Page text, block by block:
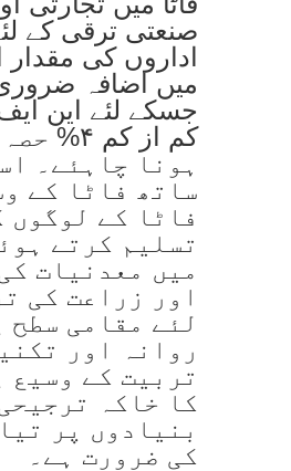
صنعتی ترقی کے
اداروں کی مقدار
میں اضافہ
جسکے لئے این
کم از کم
ہونا چاہئے۔
ساتھ فاٹا کے
فاٹا کے لوگوں
تسلیم کرتے
میں معدنیات
اور زراعت کی
لئے مقامی سطح
روانہ اور
تربیت کے وسیع
کا خاکہ
بنیادوں پر
کی ضرورت ہے۔